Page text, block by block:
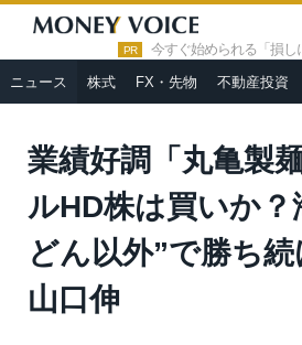
PR 今すぐ始められる「損し
ニュース 株式 FX・先物 不動産投資
HOME » ニュース »
業績好調「丸亀
買いか？海外展開“うどん以外”で勝ち続け
業績好調「丸亀製
ルHD株は買いか？
どん以外”で勝ち
山口伸